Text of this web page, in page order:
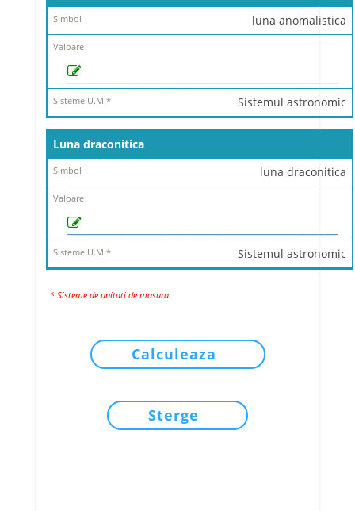
* Sisteme de unitati de masura
luna anomalistica
Sistemul astronomic
Luna draconitica
luna draconitica
Sistemul astronomic
Calculeaza
Sterge